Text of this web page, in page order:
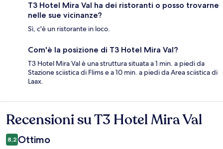
T3 Hotel Mira Val ha dei ristoranti o posso trovarne
nelle sue vicinanze?
Sì, c'è un ristorante in loco.
Com'è la posizione di T3 Hotel Mira Val?
T3 Hotel Mira Val è una struttura situata a 1 min. a piedi da
Stazione sciistica di Flims e a 10 min. a piedi da Area sciistica di
Laax.
Recensioni
Recensioni su T3 Hotel Mira Val
8,2 Ottimo